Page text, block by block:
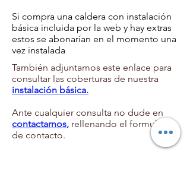
Si compra una caldera con instalación
básica incluida por la web y hay extras
estos se abonarían en el momento una
vez instalada
También adjuntamos este enlace para
consultar las coberturas de nuestra
instalación básica.
Ante cualquier consulta no dude en
contactarnos, rellenando el formulario
de contacto.